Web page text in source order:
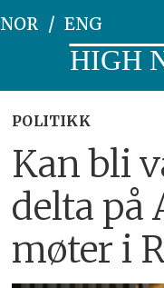
NOR ENG
HIGH
POLITIKK
Kan bli
delta på
møter i